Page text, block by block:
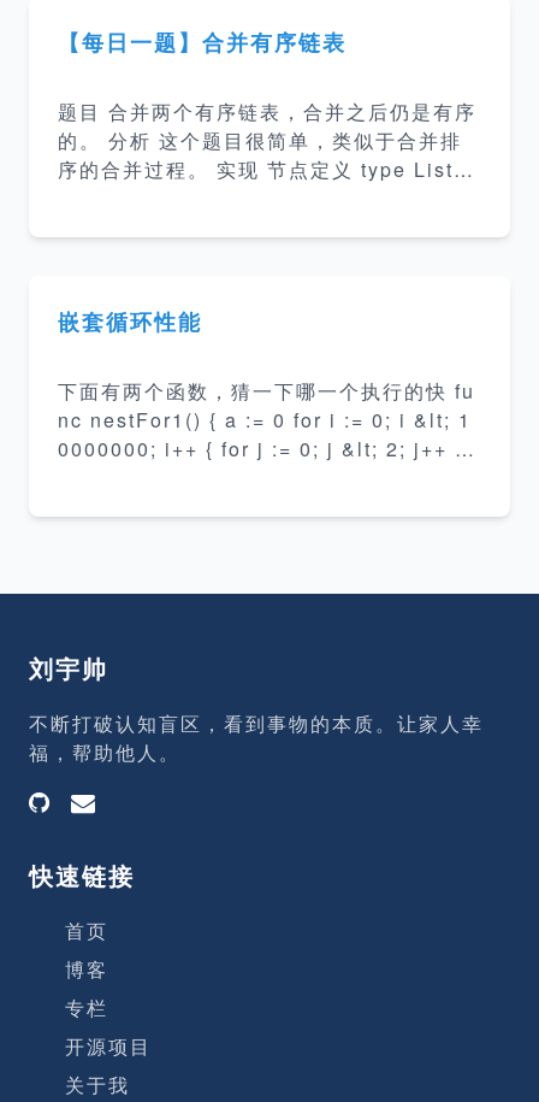
我们可以实现最基本的冒泡排序如下： func
BubbleSort1(list []int) { n := len(list) fo
1; j++ { if list
【每日一题】合并有序链表
题目 合并两个有序链表，合并之后仍是有序
的。 分析 这个题目很简单，类似于合并排
序的合并过程。 实现 节点定义 type ListN
嵌套循环性能
下面有两个函数，猜一下哪一个执行的快 fu
nc nestFor1() { a := 0 for i := 0; i &lt; 1
0000000; i++ { for j := 0; j &lt; 2; j++ {
刘宇帅
不断打破认知盲区，看到事物的本质。让家人幸
福，帮助他人。
快速链接
首页
博客
专栏
开源项目
关于我